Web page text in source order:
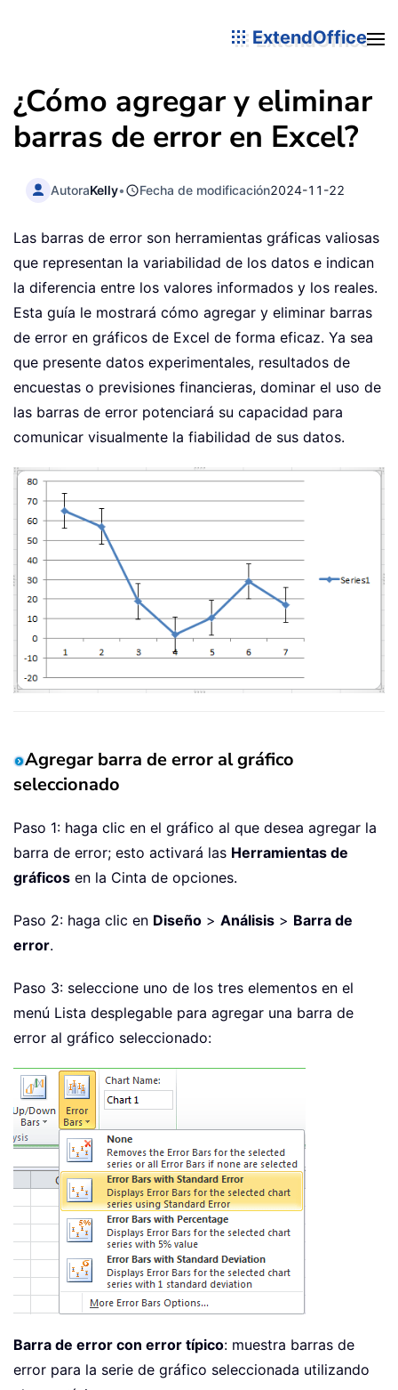
ExtendOffice
¿Cómo agregar y eliminar
barras de error en Excel?
AutoraKelly• Fecha de modificación2024-11-22
Las barras de error son herramientas gráficas valiosas
que representan la variabilidad de los datos e indican
la diferencia entre los valores informados y los reales.
Esta guía le mostrará cómo agregar y eliminar barras
de error en gráficos de Excel de forma eficaz. Ya sea
que presente datos experimentales, resultados de
encuestas o previsiones financieras, dominar el uso de
las barras de error potenciará su capacidad para
comunicar visualmente la fiabilidad de sus datos.
Agregar barra de error al gráfico
seleccionado
Paso 1: haga clic en el gráfico al que desea agregar la
barra de error; esto activará las Herramientas de
gráficos en la Cinta de opciones.
Paso 2: haga clic en Diseño > Análisis > Barra de
error.
Paso 3: seleccione uno de los tres elementos en el
menú Lista desplegable para agregar una barra de
error al gráfico seleccionado:
Barra de error con error típico: muestra barras de
error para la serie de gráfico seleccionada utilizando